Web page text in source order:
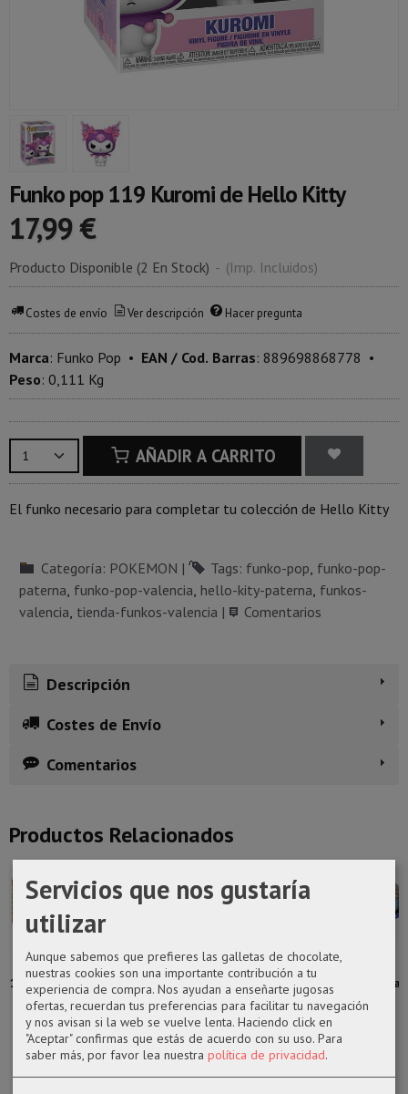
Funko pop 119 Kuromi de Hello Kitty
17,99 €
Producto Disponible (2 En Stock) - (Imp. Incluidos)
Costes de envío Ver descripción Hacer pregunta
Marca: Funko Pop • EAN / Cod. Barras: 889698868778 •
Peso: 0,111 Kg
AÑADIR A CARRITO
El funko necesario para completar tu colección de Hello Kitty
Categoría: POKEMON | Tags: funko-pop funko-pop-
paterna funko-pop-valencia hello-kity-paterna funkos-
valencia tienda-funkos-valencia | Comentarios
Descripción
Costes de Envío
Comentarios
Productos Relacionados
Funko pop
1112 Polka-Dot
Man ...
14,50 €
Funko pop
1027 Duncan
Idaho de la...
14,50 €
Funko pop 372
Todoroki de My
hero...
17,99 €
Funko pop
1096 Attuma
de Black...
14,50 €
Servicios que nos gustaría
utilizar
Aunque sabemos que prefieres las galletas de chocolate,
nuestras cookies son una importante contribución a tu
experiencia de compra. Nos ayudan a enseñarte jugosas
ofertas, recuerdan tus preferencias para facilitar tu navegación
y nos avisan si la web se vuelve lenta. Haciendo click en
"Aceptar" confirmas que estás de acuerdo con su uso. Para
saber más, por favor lea nuestra política de privacidad.